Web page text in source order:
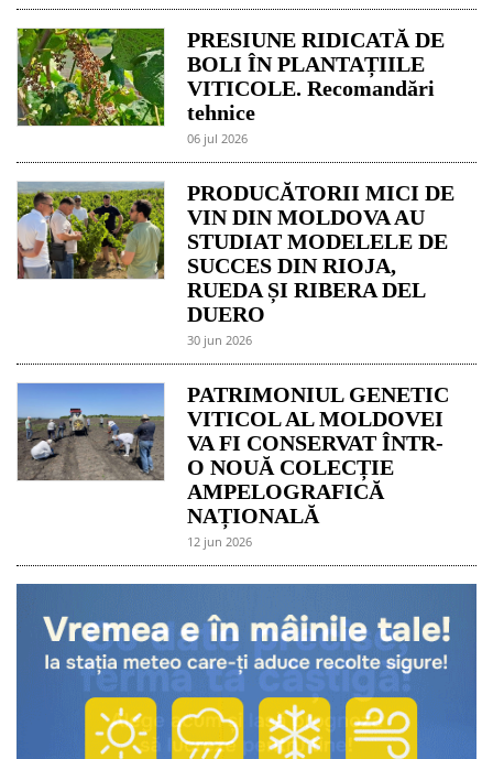
PRESIUNE RIDICATĂ DE
BOLI ÎN PLANTAȚIILE
VITICOLE. Recomandări
tehnice
06 jul 2026
PRODUCĂTORII MICI DE
VIN DIN MOLDOVA AU
STUDIAT MODELELE DE
SUCCES DIN RIOJA,
RUEDA ȘI RIBERA DEL
DUERO
30 jun 2026
PATRIMONIUL GENETIC
VITICOL AL MOLDOVEI
VA FI CONSERVAT ÎNTR-
O NOUĂ COLECȚIE
AMPELOGRAFICĂ
NAȚIONALĂ
12 jun 2026